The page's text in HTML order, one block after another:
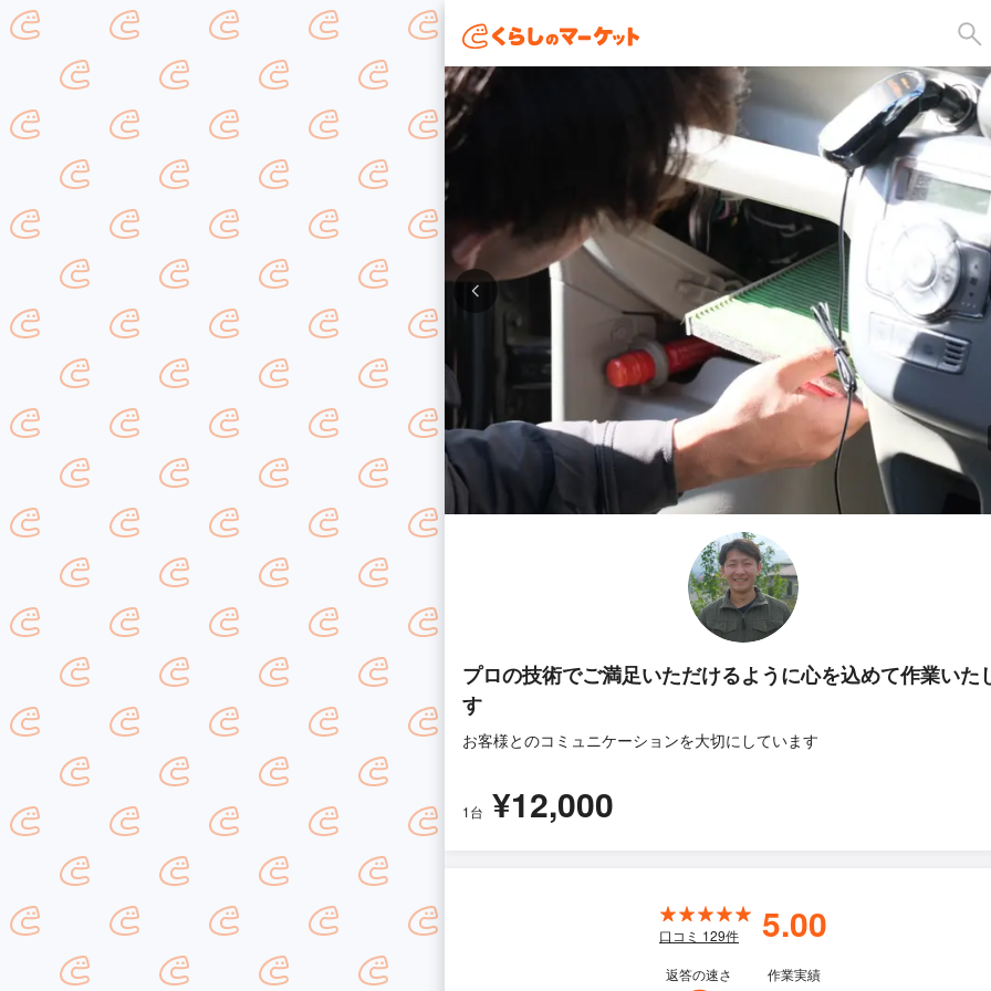
プロの技術でご満足いただけるように心を込めて作業いた
す
お客様とのコミュニケーションを大切にしています
1台 ¥12,000
口コミ 129件 5.00
返答の速さ 作業実績